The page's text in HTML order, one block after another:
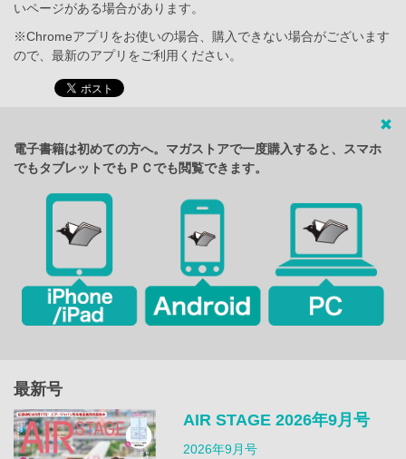
いページがある場合があります。
※Chromeアプリをお使いの場合、購入できない場合がございます
ので、最新のアプリをご利用ください。
電子書籍は初めての方へ。マガストアで一度購入すると、スマホ
でもタブレットでもＰＣでも閲覧できます。
最新号
AIR STAGE 2026年9月号
2026年9月号